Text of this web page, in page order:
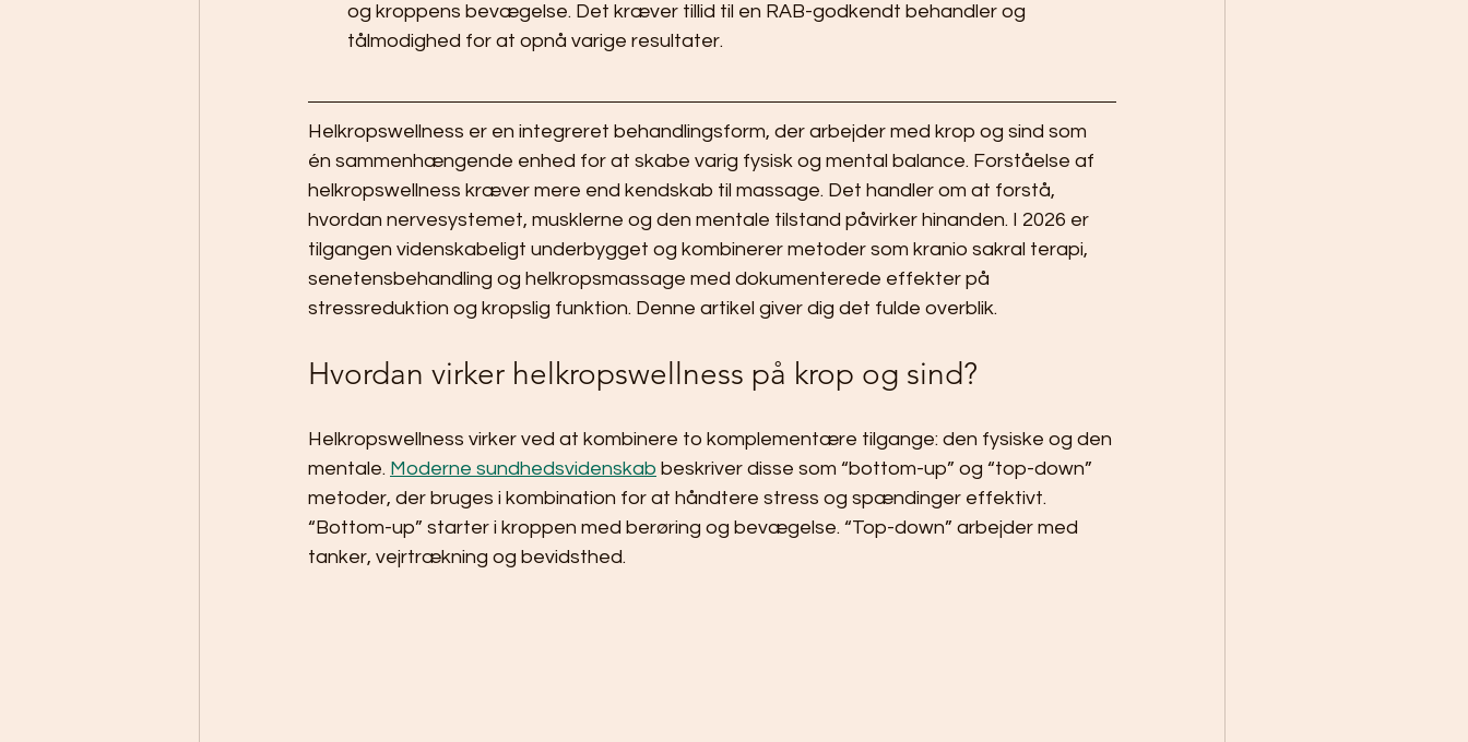
og kroppens bevægelse. Det kræver tillid til en RAB-godkendt behandler og
tålmodighed for at opnå varige resultater.
Helkropswellness er en integreret behandlingsform, der arbejder med krop og sind som
én sammenhængende enhed for at skabe varig fysisk og mental balance. Forståelse af
helkropswellness kræver mere end kendskab til massage. Det handler om at forstå,
hvordan nervesystemet, musklerne og den mentale tilstand påvirker hinanden. I 2026 er
tilgangen videnskabeligt underbygget og kombinerer metoder som kranio sakral terapi,
senetensbehandling og helkropsmassage med dokumenterede effekter på
stressreduktion og kropslig funktion. Denne artikel giver dig det fulde overblik.
Hvordan virker helkropswellness på krop og sind?
Helkropswellness virker ved at kombinere to komplementære tilgange: den fysiske og den
mentale. Moderne sundhedsvidenskab beskriver disse som “bottom-up” og “top-down”
metoder, der bruges i kombination for at håndtere stress og spændinger effektivt.
“Bottom-up” starter i kroppen med berøring og bevægelse. “Top-down” arbejder med
tanker, vejrtrækning og bevidsthed.